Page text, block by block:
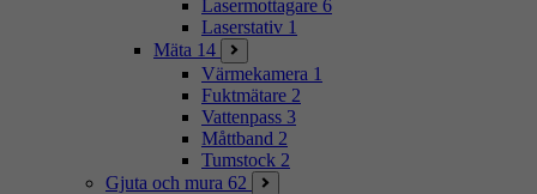
Lasermottagare 6
Laserstativ 1
Mäta 14
Värmekamera 1
Fuktmätare 2
Vattenpass 3
Måttband 2
Tumstock 2
Gjuta och mura 62